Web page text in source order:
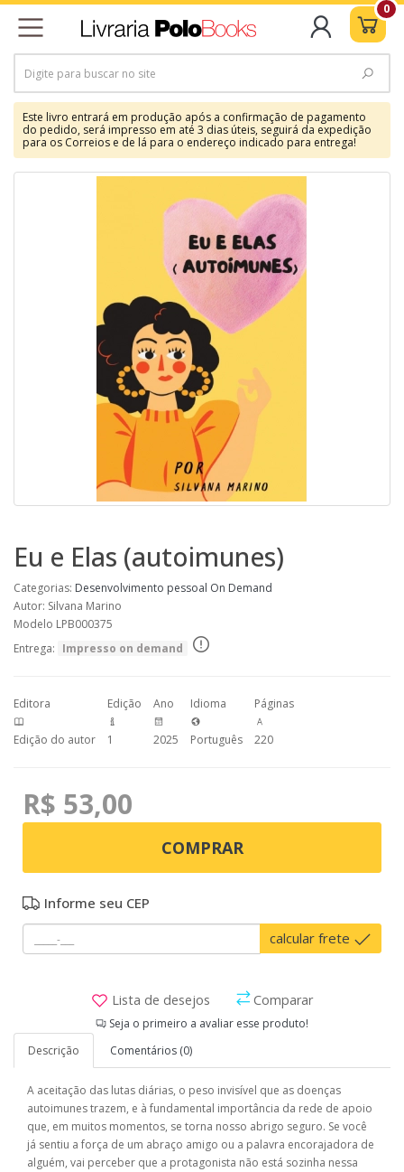
0
Este livro entrará em produção após a confirmação de pagamento
do pedido, será impresso em até 3 dias úteis, seguirá da expedição
para os Correios e de lá para o endereço indicado para entrega!
Eu e Elas (autoimunes)
Categorias: Desenvolvimento pessoal On Demand
Autor: Silvana Marino
Modelo LPB000375
Entrega: Impresso on demand
Editora
Edição do autor
Edição
1
Ano
2025
Idioma
Português
Páginas
220
R$ 53,00
COMPRAR
Informe seu CEP
calcular frete
Lista de desejos Comparar
Seja o primeiro a avaliar esse produto!
Descrição
Comentários (0)
A aceitação das lutas diárias, o peso invisível que as doenças
autoimunes trazem, e à fundamental importância da rede de apoio
que, em muitos momentos, se torna nosso abrigo seguro. Se você
já sentiu a força de um abraço amigo ou a palavra encorajadora de
alguém, vai perceber que a protagonista não está sozinha nessa